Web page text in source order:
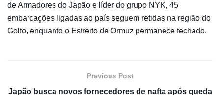
de Armadores do Japão e líder do grupo NYK, 45
embarcações ligadas ao país seguem retidas na região do
Golfo, enquanto o Estreito de Ormuz permanece fechado.
Previous Post
Japão busca novos fornecedores de nafta após queda